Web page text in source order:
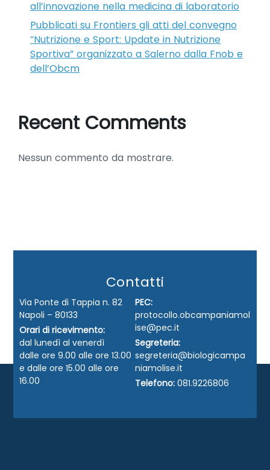
all’innovazione nella medicina di laboratorio
Pubblicati su Frontiers gli atti del convegno
“Nutrizione e Sport: Update in Nutrizione
Sportiva” organizzato a Salerno dalla Fnob e
dell’Obcm
Recent Comments
Nessun commento da mostrare.
Contatti
Via Ponte di Tappia n. 82
Napoli – 80133
Orari di ricevimento:
dal lunedì al venerdì
dalle ore 9.00 alle ore 13.00
e dalle ore 15.00 alle ore
16.00
PEC:
protocollo.obcampaniamol
ise@pec.it
Segreteria:
segreteria@biologicampa
niamolise.it
Telefono: 081.9226806